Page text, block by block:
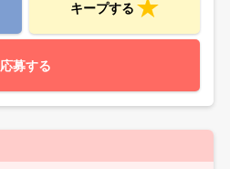
キープする
応募する